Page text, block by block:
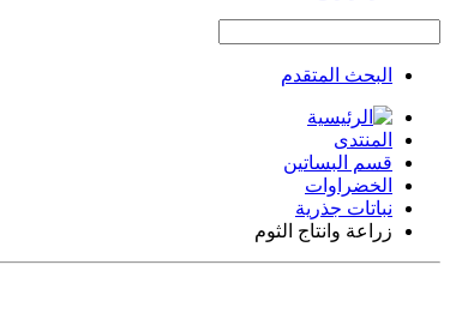
البحث المتقدم
المنتدى
قسم البساتين
الخضراوات
نباتات جذرية
زراعة وانتاج الثوم